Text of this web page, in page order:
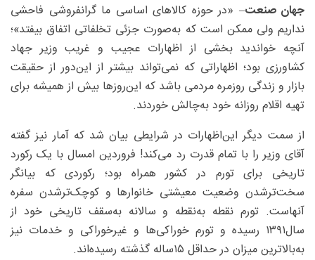
جهان صنعت– «در حوزه کالاهای اساسی ما گرانفروشی فاحشی
نداریم ولی ممکن است که به‌صورت جزئی تخلفاتی اتفاق بیفتد»؛
آنچه خواندید بخشی از اظهارات عجیب و غریب وزیر جهاد
کشاورزی بود؛ اظهاراتی که نمی‌تواند بیشتر از این‌دور از حقیقت
بازار و زندگی روزمره مردمی باشد که این‌روز‌ها بیش از همیشه برای
تهیه اقلام روزانه خود به‌چالش خوردند.
از سمت دیگر این‌اظهارات در شرایطی بیان شد که آمار نیز گفته
آقای وزیر را با تمام قدرت رد می‌کند! فروردین امسال با یک رکورد
تاریخی برای تورم در کشور همراه بود؛ رکوردی که بیانگر
سخت‌ترشدن وضعیت معیشتی خانوارها و کوچک‌ترشدن سفره
آنهاست. تورم نقطه به‌نقطه و سالانه به‌سقف تاریخی خود از
سال۱۳۹۱ رسیده و تورم خوراکی‌ها و غیرخوراکی و خدمات نیز
به‌بالاترین میزان در حداقل ۱۵‌ساله گذشته رسیده‌اند.